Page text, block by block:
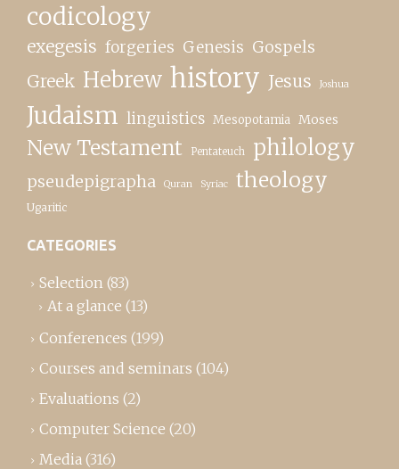
codicology
exegesis forgeries Genesis Gospels
Greek Hebrew history Jesus Joshua
Judaism linguistics Mesopotamia Moses
New Testament Pentateuch philology
pseudepigrapha Quran Syriac theology
Ugaritic
CATEGORIES
Selection (83)
At a glance (13)
Conferences (199)
Courses and seminars (104)
Evaluations (2)
Computer Science (20)
Media (316)